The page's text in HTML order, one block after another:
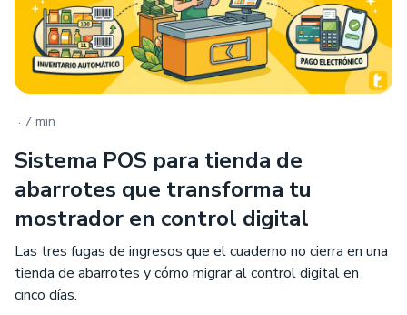
. 7 min
Sistema POS para tienda de
abarrotes que transforma tu
mostrador en control digital
Las tres fugas de ingresos que el cuaderno no cierra en una
tienda de abarrotes y cómo migrar al control digital en
cinco días.